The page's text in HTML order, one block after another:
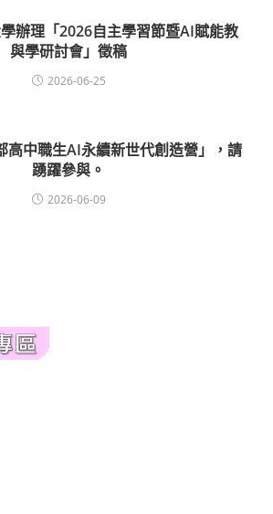
辦理「2026自主學習節暨AI賦能教
與學研討會」徵稿
2026-06-25
高中職生AI永續新世代創造營」，請
踴躍參與。
2026-06-09